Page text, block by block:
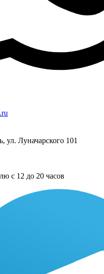
ул. Луначарского 101
с 12 до 20 часов